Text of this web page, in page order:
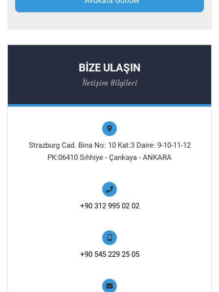
BİZE ULAŞIN
İletişim Bilgileri
Strazburg Cad. Bina No: 10 Kat:3 Daire: 9-10-11-12
PK:06410 Sıhhiye - Çankaya - ANKARA
+90 312 995 02 02
+90 545 229 25 05